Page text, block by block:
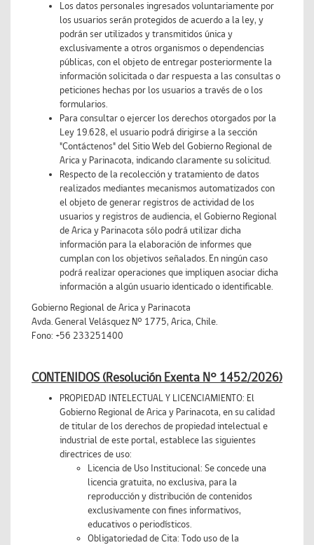
Los datos personales ingresados voluntariamente por
los usuarios serán protegidos de acuerdo a la ley, y
podrán ser utilizados y transmitidos única y
exclusivamente a otros organismos o dependencias
públicas, con el objeto de entregar posteriormente la
información solicitada o dar respuesta a las consultas o
peticiones hechas por los usuarios a través de o los
formularios.
Para consultar o ejercer los derechos otorgados por la
Ley 19.628, el usuario podrá dirigirse a la sección
"Contáctenos" del Sitio Web del Gobierno Regional de
Arica y Parinacota, indicando claramente su solicitud.
Respecto de la recolección y tratamiento de datos
realizados mediantes mecanismos automatizados con
el objeto de generar registros de actividad de los
usuarios y registros de audiencia, el Gobierno Regional
de Arica y Parinacota sólo podrá utilizar dicha
información para la elaboración de informes que
cumplan con los objetivos señalados. En ningún caso
podrá realizar operaciones que impliquen asociar dicha
información a algún usuario identicado o identificable.
Gobierno Regional de Arica y Parinacota
Avda. General Velásquez N° 1775, Arica, Chile.
Fono: +56 233251400
CONTENIDOS (Resolución Exenta N° 1452/2026)
PROPIEDAD INTELECTUAL Y LICENCIAMIENTO: El
Gobierno Regional de Arica y Parinacota, en su calidad
de titular de los derechos de propiedad intelectual e
industrial de este portal, establece las siguientes
directrices de uso:
Licencia de Uso Institucional: Se concede una
licencia gratuita, no exclusiva, para la
reproducción y distribución de contenidos
exclusivamente con fines informativos,
educativos o periodísticos.
Obligatoriedad de Cita: Todo uso de la